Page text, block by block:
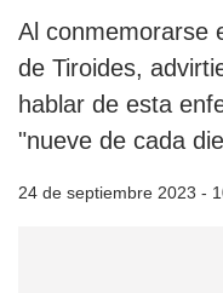
Al conmemorarse
de Tiroides,
hablar de esta
"nueve de cada
24 de septiembre 2023 -